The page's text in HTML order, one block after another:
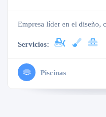
Empresa líder en el diseño,
Servicios:
Piscinas